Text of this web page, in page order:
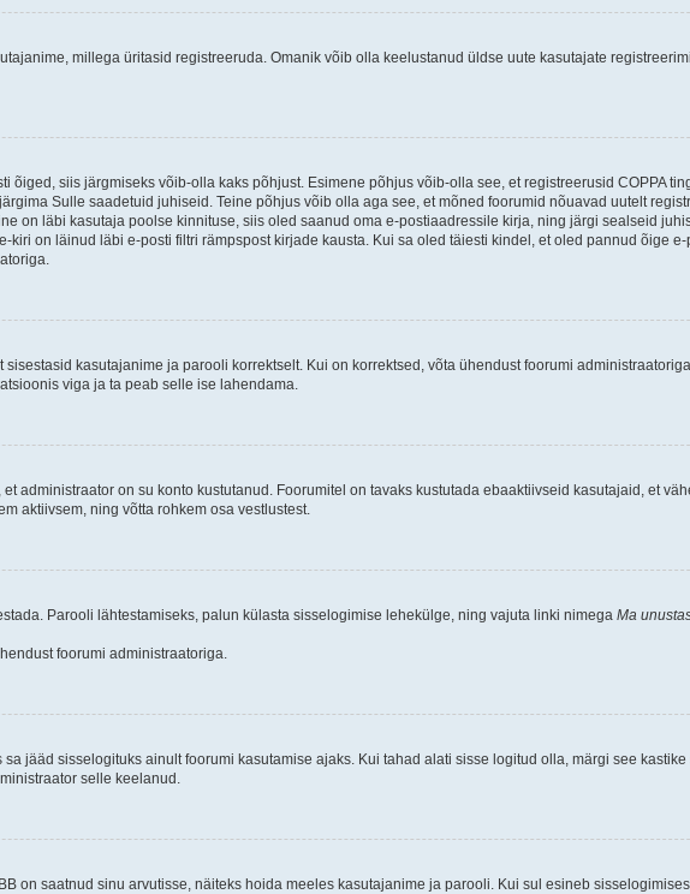
millega üritasid registreeruda. Omanik võib olla keelustanud üldse uute kasutajate
siis järgmiseks võib-olla kaks põhjust. Esimene põhjus võib-olla see, et registreerusid COPPA
Sulle saadetuid juhiseid. Teine põhjus võib olla aga see, et mõned foorumid nõuavad uutelt
on läbi kasutaja poolse kinnituse, siis oled saanud oma e-postiaadressile kirja, ning järgi sealseid
on läinud läbi e-posti filtri rämpspost kirjade kausta. Kui sa oled täiesti kindel, et oled pannud õige
kasutajanime ja parooli korrektselt. Kui on korrektsed, võta ühendust foorumi
viga ja ta peab selle ise lahendama.
administraator on su konto kustutanud. Foorumitel on tavaks kustutada ebaaktiivseid kasutajaid, et
aktiivsem, ning võtta rohkem osa vestlustest.
Parooli lähtestamiseks, palun külasta sisselogimise lehekülge, ning vajuta linki nimega Ma
foorumi administraatoriga.
sa jääd sisselogituks ainult foorumi kasutamise ajaks. Kui tahad alati sisse logitud olla, märgi see
selle keelanud.
on saatnud sinu arvutisse, näiteks hoida meeles kasutajanime ja parooli. Kui sul esineb